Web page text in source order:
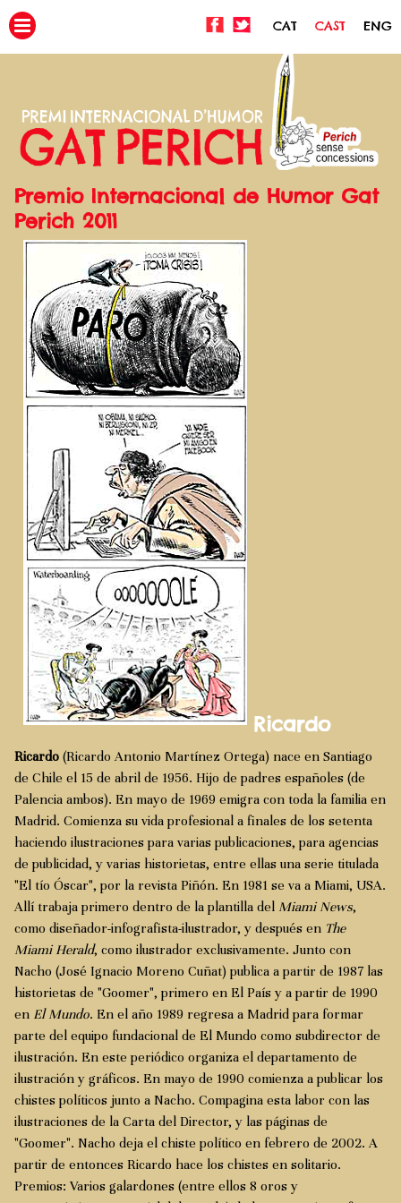
CAT CAST ENG
Premio Internacional de Humor Gat
Perich 2011
Ricardo
Ricardo (Ricardo Antonio Martínez Ortega) nace en Santiago
de Chile el 15 de abril de 1956. Hijo de padres españoles (de
Palencia ambos). En mayo de 1969 emigra con toda la familia en
Madrid. Comienza su vida profesional a finales de los setenta
haciendo ilustraciones para varias publicaciones, para agencias
de publicidad, y varias historietas, entre ellas una serie titulada
"El tío Óscar", por la revista Piñón. En 1981 se va a Miami, USA.
Allí trabaja primero dentro de la plantilla del Miami News,
como diseñador-infografista-ilustrador, y después en The
Miami Herald, como ilustrador exclusivamente. Junto con
Nacho (José Ignacio Moreno Cuñat) publica a partir de 1987 las
historietas de "Goomer", primero en El País y a partir de 1990
en El Mundo. En el año 1989 regresa a Madrid para formar
parte del equipo fundacional de El Mundo como subdirector de
ilustración. En este periódico organiza el departamento de
ilustración y gráficos. En mayo de 1990 comienza a publicar los
chistes políticos junto a Nacho. Compagina esta labor con las
ilustraciones de la Carta del Director, y las páginas de
"Goomer". Nacho deja el chiste político en febrero de 2002. A
partir de entonces Ricardo hace los chistes en solitario.
Premios: Varios galardones (entre ellos 8 oros y